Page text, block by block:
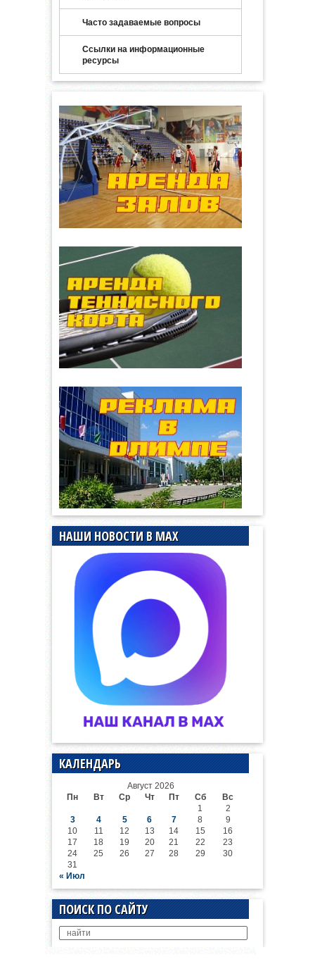
Часто задаваемые вопросы
Ссылки на информационные
ресурсы
НАШИ НОВОСТИ В MAX
КАЛЕНДАРЬ
Август 2026
Пн
Вт Ср Чт Пт Сб
Вс
1
2
3
4 5 6 7 8
9
10
11 12 13 14 15
16
17
18 19 20 21 22
23
24
25 26 27 28 29
30
31
« Июл
ПОИСК ПО САЙТУ